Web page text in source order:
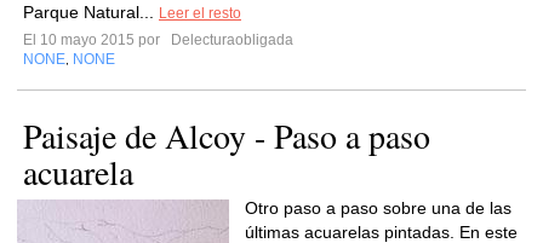
Parque Natural...
Leer el resto
El 10 mayo 2015 por
Delecturaobligada
NONE NONE
Paisaje de Alcoy - Paso a paso
acuarela
Otro paso a paso sobre una de las
últimas acuarelas pintadas. En este